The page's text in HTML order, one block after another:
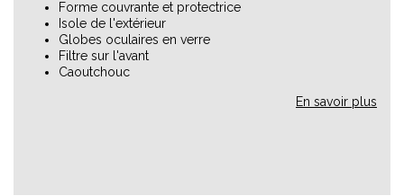
Forme couvrante et protectrice
Isole de l'extérieur
Globes oculaires en verre
Filtre sur l'avant
Caoutchouc
En savoir plus